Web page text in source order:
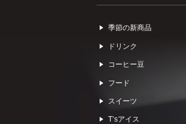
季節の新商品
ドリンク
コーヒー⾖
フード
スイーツ
Tʼsアイス